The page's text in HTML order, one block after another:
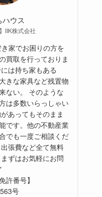
ウス
IIK株式会社
家でお困りの方を
買取を行っておりま
は持ち家もある
きな家具など残置物
ない。 そのような
は多数いらっしゃい
あってもそのまま
です。他の不動産業
でも一度ご相談くだ
張費など全て無料
ずはお気軽にお問
許番号】
号